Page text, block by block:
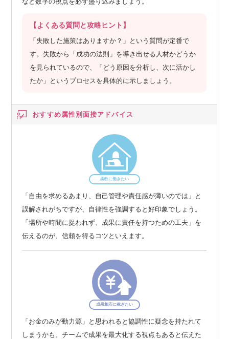
【よくある質問と攻略ヒント】
「失敗した施策はありますか？」という質問が定番で
す。失敗から「成功の法則」を導き出せる人材かどうか
を見られているので、「どう原因を分析し、次に活かし
たか」というプロセスを具体的に示しましょう。
おすすめ属性別面接アドバイス
柔軟に働きたい
「自由を求めるあまり、自己管理や責任感が薄いのでは」と
誤解されがちですが、自律性を強調すると好印象でしょう。
「場所や時間に捉われず、成果に責任を持つための工夫」を
伝えるのが、信頼を得るコツといえます。
成果相応に稼ぎたい
「お金のみが動力源」と思われると協調性に疑念を持たれて
しまうかも。チームで成果を最大化する視点もあると伝えた